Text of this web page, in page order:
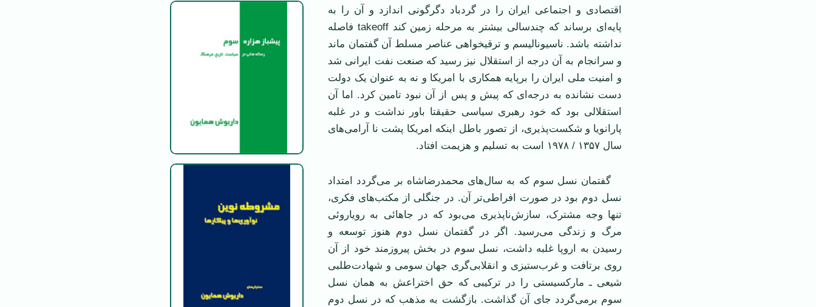
اقتصادی و اجتماعی ایران را در گردباد دگرگونی اندازد و آن را به
پایه‌ای برساند که چندسالی بیشتر به مرحله زمین کند takeoff فاصله
نداشته باشد. ناسیونالیسم و ترقیخواهی عناصر مسلط آن گفتمان ماند
و سرانجام به آن درجه از استقلال نیز رسید که صنعت نفت ایرانی شد
و امنیت ملی ایران را برپایه همکاری با امریکا و نه به عنوان یک دولت
دست نشانده به درجه‌ای که پیش و پس از آن نبود تامین کرد. اما آن
استقلالی بود که خود رهبری سیاسی حقیقتا باور نداشت و در غلبه
پارانویا و شکست‌پذیری، از تصور باطل اینکه امریکا پشت نا آرامی‌های
سال ۱۳۵۷ / ۱۹۷۸ است به تسلیم و هزیمت افتاد.
گفتمان نسل سوم که به سال‌های محمدرضاشاه بر می‌گردد امتداد
نسل دوم بود در صورت افراطی‌تر آن. در جنگلی از مکتب‌های فکری،
تنها وجه مشترک، سازش‌ناپذیری می‌بود که در جاهائی به رویاروئی
مرگ و زندگی می‌رسید. اگر در گفتمان نسل دوم هنوز توسعه و
رسیدن به اروپا غلبه داشت، نسل سوم در بخش پیروزمند خود از آن
روی برتافت و غرب‌ستیزی و انقلابی‌گری جهان سومی و شهادت‌طلبی
شیعی ـ مارکسیستی را در ترکیبی که حق اختراعش به همان نسل
سوم برمی‌گردد جای آن گذاشت. بازگشت به مذهب که در نسل دوم